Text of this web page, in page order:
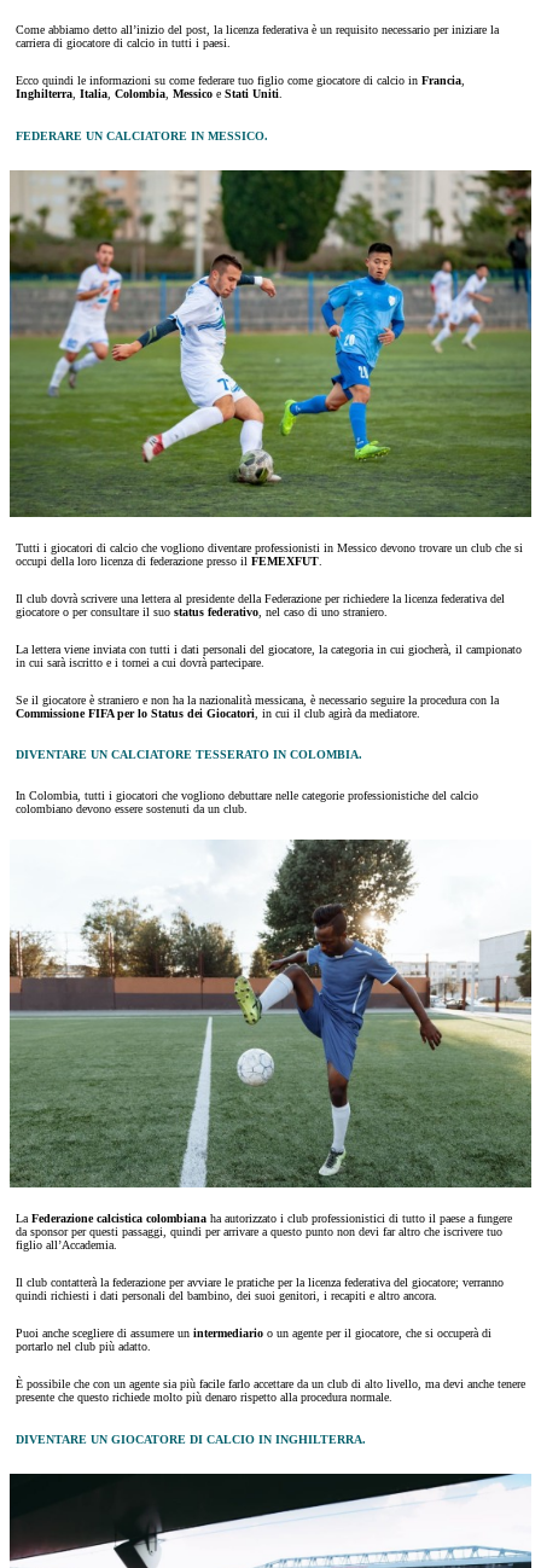
Come abbiamo detto all’inizio del post, la licenza federativa è un requisito necessario per iniziare la
carriera di giocatore di calcio in tutti i paesi.
Ecco quindi le informazioni su come federare tuo figlio come giocatore di calcio in Francia,
Inghilterra, Italia, Colombia, Messico e Stati Uniti.
FEDERARE UN CALCIATORE IN MESSICO.
Tutti i giocatori di calcio che vogliono diventare professionisti in Messico devono trovare un club che si
occupi della loro licenza di federazione presso il FEMEXFUT
Il club dovrà scrivere una lettera al presidente della Federazione per richiedere la licenza federativa del
giocatore o per consultare il suo status federativo , nel caso di uno straniero.
La lettera viene inviata con tutti i dati personali del giocatore, la categoria in cui giocherà, il campionato
in cui sarà iscritto e i tornei a cui dovrà partecipare.
Se il giocatore è straniero e non ha la nazionalità messicana, è necessario seguire la procedura con la
Commissione FIFA per lo Status dei Giocatori , in cui il club agirà da mediatore.
DIVENTARE UN CALCIATORE TESSERATO IN COLOMBIA.
In Colombia, tutti i giocatori che vogliono debuttare nelle categorie professionistiche del calcio
colombiano devono essere sostenuti da un club.
LaFederazione calcistica colombiana ha autorizzato i club professionistici di tutto il paese a fungere
da sponsor per questi passaggi, quindi per arrivare a questo punto non devi far altro che iscrivere tuo
figlio all’Accademia.
Il club contatterà la federazione per avviare le pratiche per la licenza federativa del giocatore; verranno
quindi richiesti i dati personali del bambino, dei suoi genitori, i recapiti e altro ancora.
Puoi anche scegliere di assumere un intermediario o un agente per il giocatore, che si occuperà di
portarlo nel club più adatto.
È possibile che con un agente sia più facile farlo accettare da un club di alto livello, ma devi anche tenere
presente che questo richiede molto più denaro rispetto alla procedura normale.
DIVENTARE UN GIOCATORE DI CALCIO IN INGHILTERRA.